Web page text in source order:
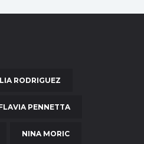
RODRIGUEZ
PENNETTA
NINA MORIC